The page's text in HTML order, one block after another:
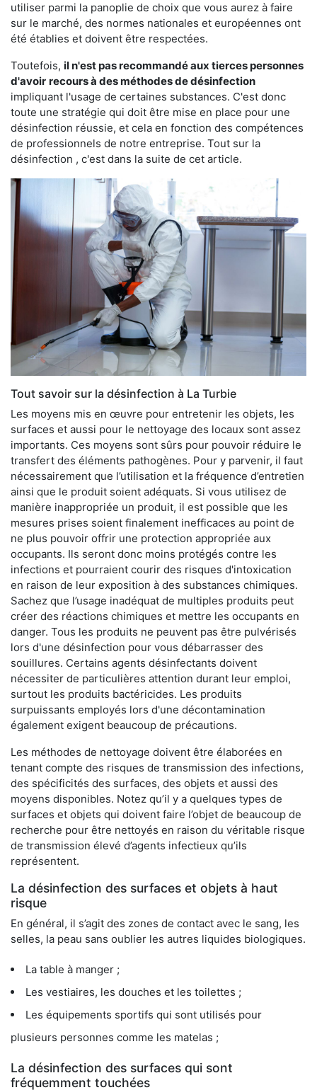
utiliser parmi la panoplie de choix que vous aurez à faire
sur le marché, des normes nationales et européennes ont
été établies et doivent être respectées.
Toutefois, il n'est pas recommandé aux tierces personnes
d'avoir recours à des méthodes de désinfection
impliquant l'usage de certaines substances. C'est donc
toute une stratégie qui doit être mise en place pour une
désinfection réussie, et cela en fonction des compétences
de professionnels de notre entreprise. Tout sur la
désinfection , c'est dans la suite de cet article.
Tout savoir sur la désinfection à La Turbie
Les moyens mis en œuvre pour entretenir les objets, les
surfaces et aussi pour le nettoyage des locaux sont assez
importants. Ces moyens sont sûrs pour pouvoir réduire le
transfert des éléments pathogènes. Pour y parvenir, il faut
nécessairement que l’utilisation et la fréquence d’entretien
ainsi que le produit soient adéquats. Si vous utilisez de
manière inappropriée un produit, il est possible que les
mesures prises soient finalement inefficaces au point de
ne plus pouvoir offrir une protection appropriée aux
occupants. Ils seront donc moins protégés contre les
infections et pourraient courir des risques d'intoxication
en raison de leur exposition à des substances chimiques.
Sachez que l’usage inadéquat de multiples produits peut
créer des réactions chimiques et mettre les occupants en
danger. Tous les produits ne peuvent pas être pulvérisés
lors d'une désinfection pour vous débarrasser des
souillures. Certains agents désinfectants doivent
nécessiter de particulières attention durant leur emploi,
surtout les produits bactéricides. Les produits
surpuissants employés lors d'une décontamination
également exigent beaucoup de précautions.
Les méthodes de nettoyage doivent être élaborées en
tenant compte des risques de transmission des infections,
des spécificités des surfaces, des objets et aussi des
moyens disponibles. Notez qu’il y a quelques types de
surfaces et objets qui doivent faire l’objet de beaucoup de
recherche pour être nettoyés en raison du véritable risque
de transmission élevé d’agents infectieux qu’ils
représentent.
La désinfection des surfaces et objets à haut
risque
En général, il s’agit des zones de contact avec le sang, les
selles, la peau sans oublier les autres liquides biologiques.
La table à manger ;
Les vestiaires, les douches et les toilettes ;
Les équipements sportifs qui sont utilisés pour
plusieurs personnes comme les matelas ;
La désinfection des surfaces qui sont
fréquemment touchées